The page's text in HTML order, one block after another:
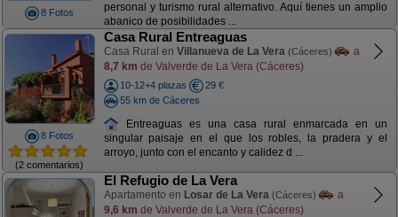
8 Fotos
personal y turismo rural alternativo. Aquí tienes un amplio
abanico de posibilidades ...
8 Fotos
(2 comentarios)
Casa Rural Entreaguas
Casa Rural en Villanueva de La Vera (Cáceres)
a
8,7 km de Valverde de La Vera (Cáceres)
10-12+4 plazas
29 €
55 km de Cáceres
Entreaguas es una casa rural enmarcada en un
singular paisaje en el que los robles, la pradera y el
arroyo, junto con el encanto y calidez d ...
El Refugio de La Vera
Apartamento en Losar de La Vera (Cáceres)
a
9,6 km de Valverde de La Vera (Cáceres)